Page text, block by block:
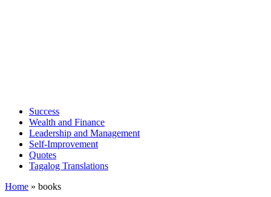
Success
Wealth and Finance
Leadership and Management
Self-Improvement
Quotes
Tagalog Translations
Home » books